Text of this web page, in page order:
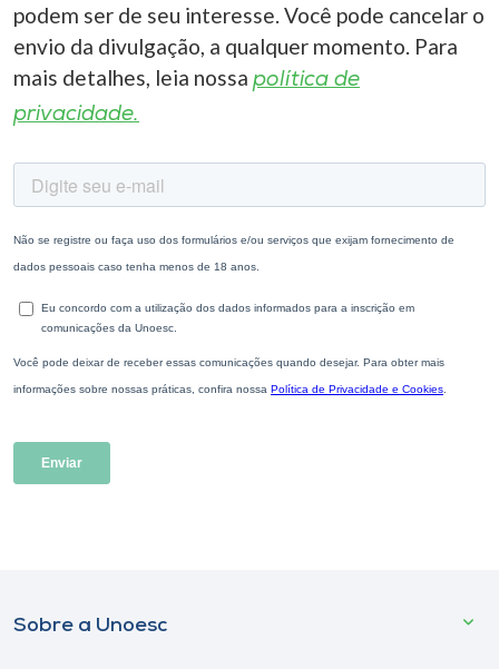
podem ser de seu interesse. Você pode cancelar o
envio da divulgação, a qualquer momento. Para
mais detalhes, leia nossa política de
privacidade.
Sobre a Unoesc